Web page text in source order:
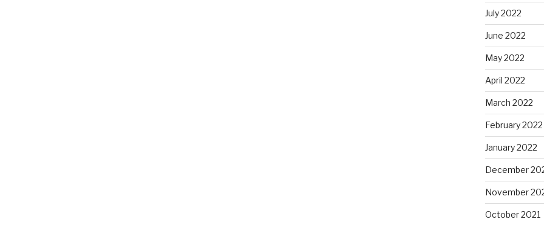
July 2022
June 2022
May 2022
April 2022
March 2022
February 2022
January 2022
December
November
October 2021